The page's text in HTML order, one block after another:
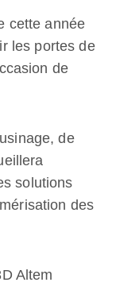
cette année
les portes de
de
de
solutions
des
Altem